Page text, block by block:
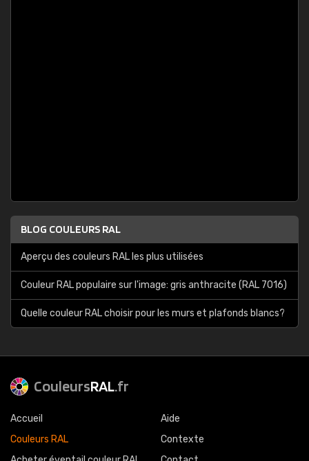
BLOG COULEURS RAL
Aperçu des couleurs RAL les plus utilisées
Couleur RAL populaire sur l'image: gris anthracite (RAL 7016)
Quelle couleur RAL choisir pour les murs et plafonds blancs?
CouleursRAL.fr
Accueil
Couleurs RAL
Aide
Contexte